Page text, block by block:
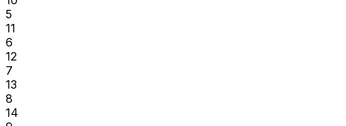
5
11
6
12
7
13
8
14